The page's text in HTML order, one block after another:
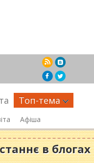
Топ-тема
Афіша
в блогах